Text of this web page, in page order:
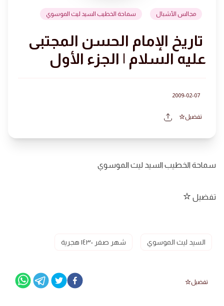
مجالس الأشبال سماحة الخطيب السيد ليث الموسوي
تاريخ الإمام الحسن المجتبى
عليه السلام | الجزء الأول
2009-02-07
تفضيل
سماحة الخطيب السيد ليث الموسوي
تفضيل
السيد ليث الموسوي شهر صفر ١٤٣٠ هجرية
تفضيل